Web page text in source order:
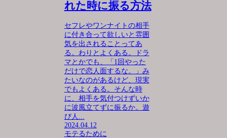
れた時に振る方法
セフレやワンナイトの相手
に付き合って欲しいと雰囲
気を出されることってあ
る。わりとよくある。ドラ
マとかでも、「1回やった
だけで恋人面するな。」み
たいなのがあるけど、現実
でもよくある。そんな時
に、相手を気付つけずいか
に波風立てずに振るか。遊
び人...
2024.04.12
モテるために